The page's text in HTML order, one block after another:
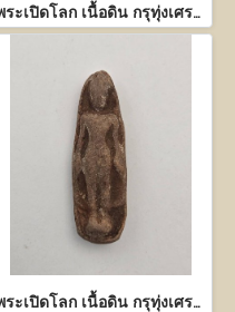
พระเปิดโลก เนื้อดิน กรุทุ่งเศรษฐี กำแพงเพชร
พระเปิดโลก เนื้อดิน กรุทุ่งเศรษฐี กำแพงเพชร